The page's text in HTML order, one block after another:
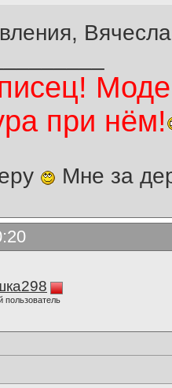
при нём!
Мне за
пользователь